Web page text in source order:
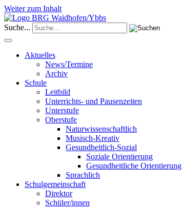
Weiter zum Inhalt
Suche...
Aktuelles
News/Termine
Archiv
Schule
Leitbild
Unterrichts- und Pausenzeiten
Unterstufe
Oberstufe
Naturwissenschaftlich
Musisch-Kreativ
Gesundheitlich-Sozial
Soziale Orientierung
Gesundheitliche Orientierung
Sprachlich
Schulgemeinschaft
Direktor
Schüler/innen